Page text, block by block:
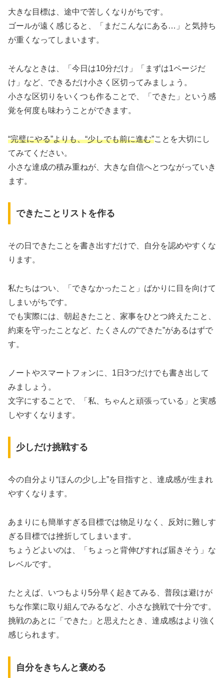
大きな目標は、途中で苦しくなりがちです。
ゴールが遠く感じると、「まだこんなにある…」と気持ち
が重くなってしまいます。
そんなときは、「今日は10分だけ」「まずは1ページだ
け」など、できるだけ小さく区切ってみましょう。
小さな区切りをいくつも作ることで、「できた」という感
覚を何度も味わうことができます。
“完璧にやる”よりも、“少しでも前に進む”ことを大切にし
てみてください。
小さな達成の積み重ねが、大きな自信へとつながっていき
ます。
できたことリストを作る
その日できたことを書き出すだけで、自分を認めやすくな
ります。
私たちはつい、「できなかったこと」ばかりに目を向けて
しまいがちです。
でも実際には、朝起きたこと、家事をひとつ終えたこと、
約束を守ったことなど、たくさんの“できた”があるはずで
す。
ノートやスマートフォンに、1日3つだけでも書き出して
みましょう。
文字にすることで、「私、ちゃんと頑張っている」と実感
しやすくなります。
少しだけ挑戦する
今の自分より“ほんの少し上”を目指すと、達成感が生まれ
やすくなります。
あまりにも簡単すぎる目標では物足りなく、反対に難しす
ぎる目標では挫折してしまいます。
ちょうどよいのは、「ちょっと背伸びすれば届きそう」な
レベルです。
たとえば、いつもより5分早く起きてみる、普段は避けが
ちな作業に取り組んでみるなど、小さな挑戦で十分です。
挑戦のあとに「できた」と思えたとき、達成感はより強く
感じられます。
自分をきちんと褒める